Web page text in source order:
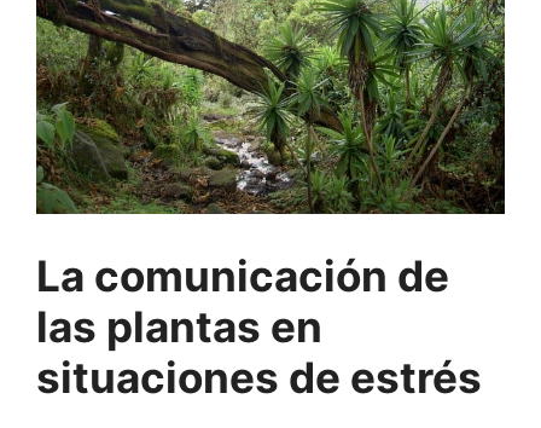
La comunicación de
las plantas en
situaciones de estrés